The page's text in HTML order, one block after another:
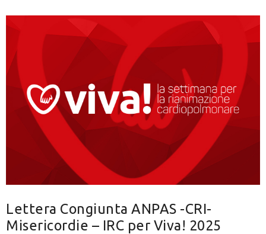
Lettera Congiunta ANPAS -CRI-
Misericordie – IRC per Viva! 2025